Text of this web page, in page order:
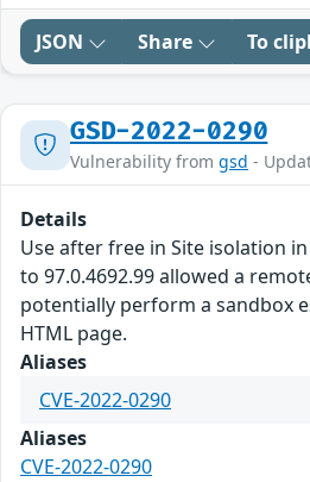
JSON Share To
GSD-2022-0290
Vulnerability from gsd -
Details
Use after free in Site isolation
to 97.0.4692.99 allowed a
potentially perform a sandbox
HTML page.
Aliases
CVE-2022-0290
Aliases
CVE-2022-0290